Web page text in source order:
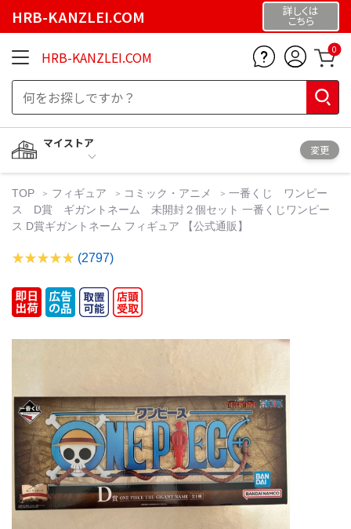
HRB-KANZLEI.COM 詳しくは
こちら
HRB-KANZLEI.COM 0
マイストア
変更
TOP フィギュア コミック・アニメ
一番くじ ワンピー
ス D賞 ギガントネーム 未開封２個セット 一番くじワンピー
ス D賞ギガントネーム フィギュア 【公式通販】
(2797)